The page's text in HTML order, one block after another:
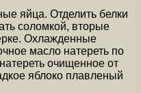
яйца. Отделить белки
соломкой, вторые
Охлажденные
масло натереть по
очищенное от
яблоко плавленый